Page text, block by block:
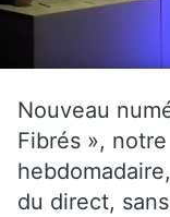
Nouveau
Fibrés »,
du direct,